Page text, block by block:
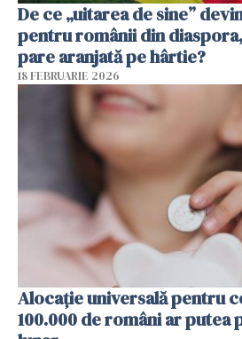
De ce „uitarea de sine”
pentru românii din
pare aranjată pe hârtie?
18 FEBRUARIE 2026
Alocație universală pentru
100.000 de români ar putea